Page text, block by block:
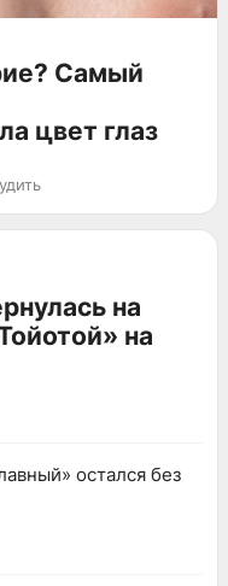
Самый
цвет глаз
на
на
остался без